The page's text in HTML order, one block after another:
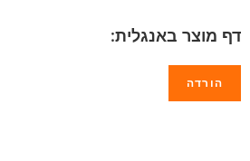
דף מוצר באנגלית:
הורדה